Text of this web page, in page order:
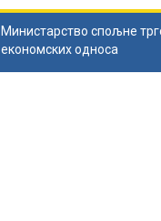
Министарство спољне
економских односа